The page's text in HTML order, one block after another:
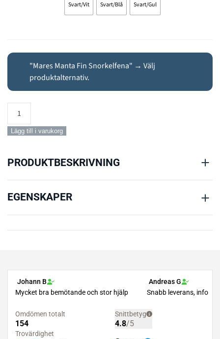
Svart/Vit Svart/Blå Svart/Gul
"Mares Manta Fin Snorkelfena" → Välj
produktalternativ.
Snorkelset
Full
Lägg till i varukorg
PRODUKTBESKRIVNING
EGENSKAPER